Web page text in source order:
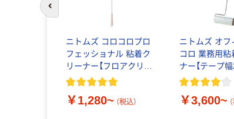
ニトムズ コロコロプロ
フェッショナル 粘着ク
リーナー【フロアクリ
ン】【テープ幅160mm】
用】
￥1,280~ （税込）
ニトムズ オフ
コロ 業務用粘
ナー【テープ幅
【芯径76.5mm】
￥3,600~